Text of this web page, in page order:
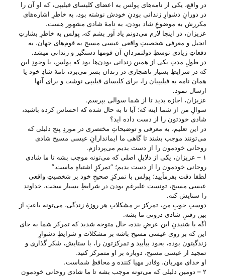
در واقع، یکی از نامه‌های پولس به اعضای کلیسای فیلیپی، که او آن را
در دورانِ دشوارِ زندانی بودنِ خودش نوشته بود، به خاطرِ اشاره‌های
مکررش به موضوعِ شاد بودن، به نامهٔ شادی مشهور هست.
عزیزان، در اینجا لازم می‌‌دونم یاد آور بشم که، پولس به خاطرِ بشارتِ
انجیل و معرفی شخصیتِ واقعی عیسی مسیح به قوم‌های جهان، به
دفعاتِ زیادی توسطِ دولتمردانِ آن قومها دستگیر و زندانی میشد.
در طولِ مدتِ یکی از همین زندانی بودن‌ها بود که پولس، با وجودِ این
که در شرایطِ بسیار ناهنجاری در زندان بسر می‌‌برد، نامهٔ شادِ خود یا
همان نامه به فیلیپیان را، برای کلیسای فیلیپی نوشت و برای آنها
ارسال نمود.
عزیزان، اجازه بدید تا از شما سوالی بپرسم.
سوالِ من از شما اینه که؛ آیا تا به حال شده که احساس کرده باشید،
شادی خودتون را از دست داده اید؟
در این تعلیم، به معرفی و توضیحاتِ مختصری در موردِ پنج دلیلی که
می‌‌تونند موجب بشند تا گاهی ما ایماندارانِ عیسی مسیح شادی
روحانی خودمون را از دست بدیم می‌‌پردازم.
۱ – عزیزان، یکی از دلایلِ اصلی که می‌‌تونه موجب بشه تا ما شادی
روحانی خودمون را از دست بدیم؛ “تمرکزِ اشتباهِ ماست.”
لطفا دقت بفرمأیید؛ پولس با تمرکزِ صحیحِ خود بر شخصیتِ واقعی
عیسی مسیح، تونست علیرغمِ بودن در شرایطِ بسیار سخت، خداوند
را ستایش کنه.
دوستِ خوبِ من، تمرکز بر مشکلاتِ هر روزهٔ زندگی، می‌‌تونه باعثِ از
بین رفتنِ شادی درونی ما بشه.
اگه با شنیدنِ این عرضِ بنده، حال متوجه شدید که تمرکز شما به جای
این که بر روی عیسی مسیح باشه بر مشکلات و شرایطِ دشوارِ
زندگیتون بوده، بخود بیأیید و تمرکزتون را، با ستایش، شکر گذاری و
تمجید از عیسی مسیح، دوباره بر او متمرکز کنید.
او خدای مهربان، وفادر مهیا کننده و محافظِ شماست.
۲ – دومین دلیلی که می‌‌تونه موجب بشه تا ما شادی روحانی خودمون